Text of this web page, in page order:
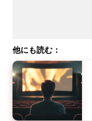
他にも読む：